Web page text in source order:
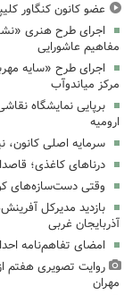
عضو کانون کنگاور
اجرای طرح هنری
مفاهیم عاشورایی
اجرای طرح «سایه
مرکز میاندوآب
برپایی نمایشگاه
ارومیه
سرمایه اصلی کانون،
درناهای کاغذی؛
وقتی دست‌سازه‌های
بازدید مدیرکل
آذربایجان غربی
امضای تفاهم‌نامه
روایت تصویری هفتم
مهران